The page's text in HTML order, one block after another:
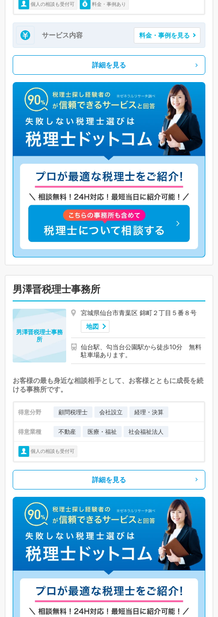
個人の相談も受付可 料金・事例あり
サービス内容 料金・事例を見る
詳細を見る
男澤晋税理士事務所
宮城県仙台市青葉区 錦町２丁目５番８号
地図
仙台駅、勾当台公園駅から徒歩10分 無料
駐車場あります。
男澤晋税理士事務
所
お客様の最も身近な相談相手として、お客様とともに成長を続
ける事務所です。
得意分野 顧問税理士 会社設立 経理・決算
得意業種 不動産 医療・福祉 社会福祉法人
個人の相談も受付可
詳細を見る